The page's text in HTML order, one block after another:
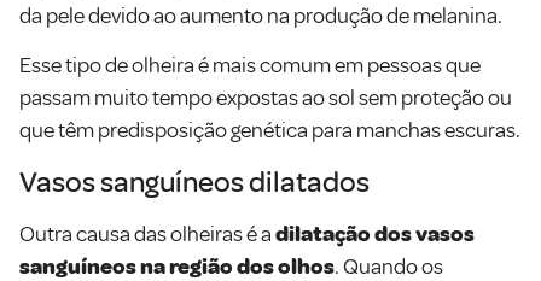
da pele devido ao aumento na produção de melanina.
Esse tipo de olheira é mais comum em pessoas que
passam muito tempo expostas ao sol sem proteção ou
que têm predisposição genética para manchas escuras.
Vasos sanguíneos dilatados
Outra causa das olheiras é adilatação dos vasos
sanguíneos na região dos olhos. Quando os